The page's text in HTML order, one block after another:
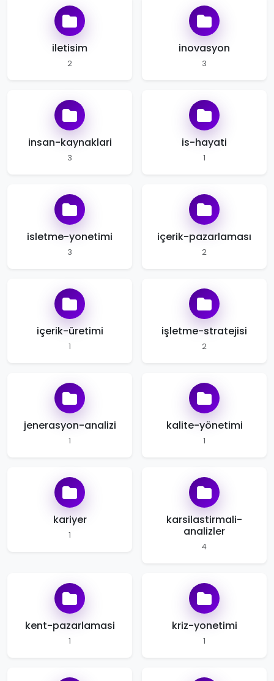
iletisim
2
inovasyon
3
insan-kaynaklari
3
is-hayati
1
isletme-yonetimi
3
içerik-pazarlaması
2
içerik-üretimi
1
işletme-stratejisi
2
jenerasyon-analizi
1
kalite-yönetimi
1
kariyer
1
karsilastirmali-
analizler
4
kent-pazarlamasi
1
kriz-yonetimi
1